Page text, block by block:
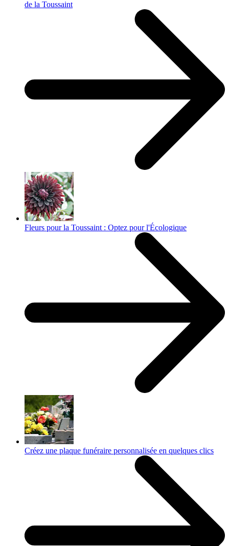
de la Toussaint
Fleurs pour la Toussaint : Optez pour l'Écologique
Créez une plaque funéraire personnalisée en quelques clics